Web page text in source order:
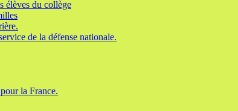
élèves du collège
de la défense nationale.
la France.